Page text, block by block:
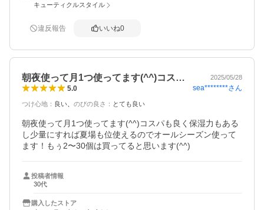
キューティクルスタイル
違反報告 いいね0
朝夜使って月1つ使ってます(^^)コス… 2025/05/28
5.0 sea********さん
つけ心地 ： 良い のびの良さ ： とても良い
朝夜使って月1つ使ってます(^^)コスパも良く保湿力もある
し少量にすれば夏場も位使えるのでオールシーズン使って
ます！もぅ2〜30個は買ってると思います(^^)
投稿者情報
30代
購入したストア